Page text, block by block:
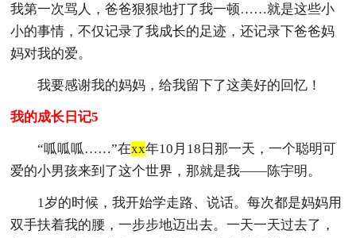
我第一次骂人，爸爸狠狠地打了我一顿……就是这些小
小的事情，不仅记录了我成长的足迹，还记录下爸爸妈
妈对我的爱。
我要感谢我的妈妈，给我留下了这美好的回忆！
我的成长日记5
“呱呱呱……”在xx年10月18日那一天，一个聪明可
爱的小男孩来到了这个世界，那就是我——陈宇明。
1岁的时候，我开始学走路、说话。每次都是妈妈用
双手扶着我的腰，一步步地迈出去。一天一天过去了，